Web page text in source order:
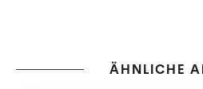
ÄHNLICHE